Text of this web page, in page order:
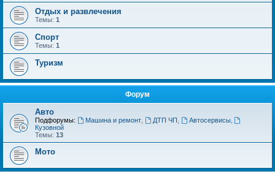
Отдых и развлечения
Темы: 1
Спорт
Темы: 1
Туризм
Форум
Авто
Подфорумы: Машина и ремонт, ДТП ЧП Автосервисы,
Кузовной
Темы: 13
Мото